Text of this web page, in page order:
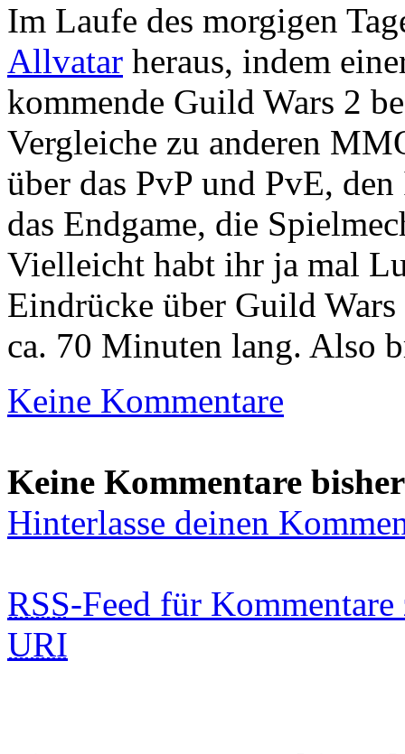
Im Laufe des morgigen
Allvatar heraus, indem
kommende Guild Wars 2
Vergleiche zu anderen
über das PvP und PvE,
das Endgame, die
Vielleicht habt ihr ja mal
Eindrücke über Guild
ca. 70 Minuten lang. Also
Keine Kommentare
Keine Kommentare bisher
Hinterlasse deinen
RSS-Feed für
URI